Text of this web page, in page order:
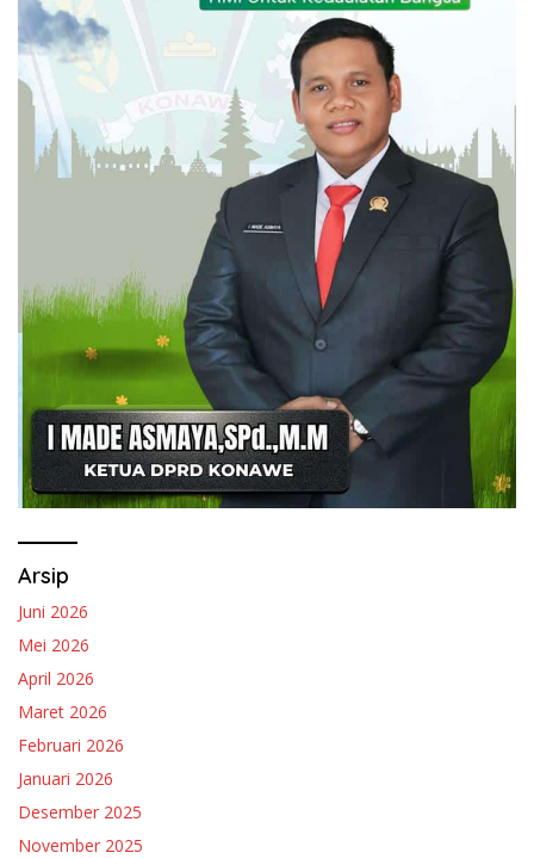
Arsip
Juni 2026
Mei 2026
April 2026
Maret 2026
Februari 2026
Januari 2026
Desember 2025
November 2025